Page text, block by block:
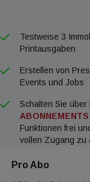
Testweise 3
Printausgaben
Erstellen von
Events und Jobs
Schalten Sie über
ABONNEMENTS
Funktionen frei
vollen Zugang zu
Pro Abo